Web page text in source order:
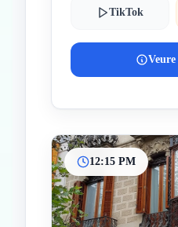
TikTok
12:15 PM